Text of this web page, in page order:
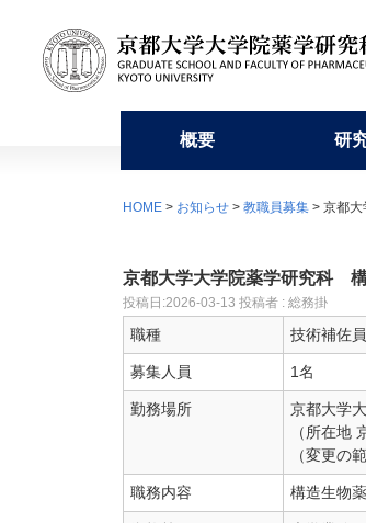
概要
挨拶・沿革・組織
組織構成図
学生数
研
研究組織
他部局との連携や協力講座
プロジェクト
学部教育
臨床薬学教育
入学者募集要項等
修士課程
一貫制博士課程
留学生選抜
薬学研究科長賞
利用施設
医薬系総合研究棟
薬用植物園
自己点検・評価・研究交流
産学合同博士発表交流会
薬学教育研究基金
京大薬友会
会費・会員名簿
京大薬友会誌アーカイブ
HOME > お知らせ > 教職員募集 > 京都
京都大学大学院薬学研究科
投稿日:2026-03-13 投稿者 : 総務掛
職種 技術補佐
募集人員 1名
勤務場所
京都大学
（所在地
（変更の
職務内容 構造生物